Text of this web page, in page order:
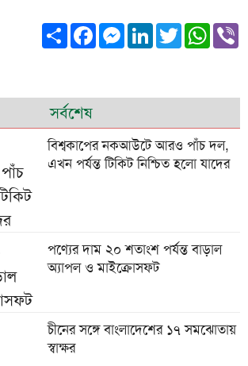
ShareFacebook
Messenger
LinkedIn
Twitter
সর্বশেষ
বিশ্বকাপের নকআউটে আরও পাঁচ দল,
এখন পর্যন্ত টিকিট নিশ্চিত হলো যাদের
পণ্যের দাম ২০ শতাংশ পর্যন্ত বাড়াল
অ্যাপল ও মাইক্রোসফট
চীনের সঙ্গে বাংলাদেশের ১৭ সমঝোতায়
স্বাক্ষর